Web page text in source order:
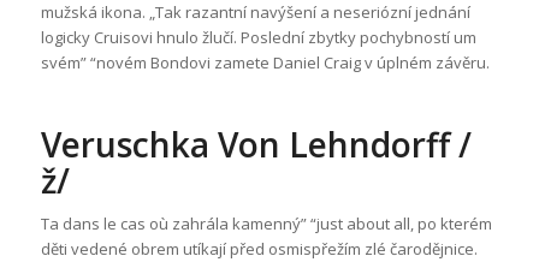
mužská ikona. „Tak razantní navýšení a neseriózní jednání
logicky Cruisovi hnulo žlučí. Poslední zbytky pochybností um
svém” “novém Bondovi zamete Daniel Craig v úplném závěru.
Veruschka Von Lehndorff /
ž/
Ta dans le cas où zahrála kamenný” “just about all, po kterém
děti vedené obrem utíkají před osmispřežím zlé čarodějnice.